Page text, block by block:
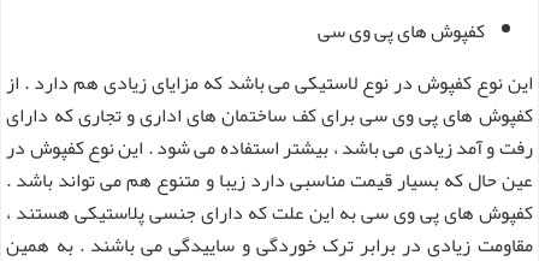
کفپوش های پی وی سی
این نوع کفپوش در نوع لاستیکی می باشد که مزایای زیادی هم دارد . از
کفپوش های پی وی سی برای کف ساختمان های اداری و تجاری که دارای
رفت و آمد زیادی می باشد ، بیشتر استفاده می شود . این نوع کفپوش در
عین حال که بسیار قیمت مناسبی دارد زیبا و متنوع هم می تواند باشد .
کفپوش های پی وی سی به این علت که دارای جنسی پلاستیکی هستند ،
مقاومت زیادی در برابر ترک خوردگی و ساییدگی می باشند . به همین